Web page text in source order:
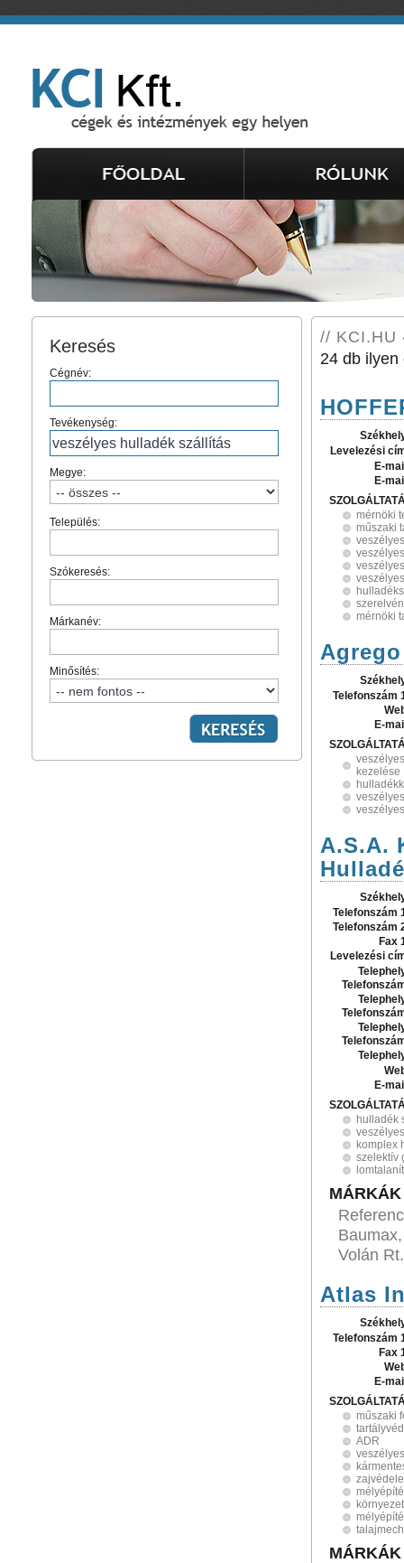
Keresés
Cégnév:
Tevékenység:
Megye:
Település:
Szókeresés:
Márkanév:
Minősítés:
// KCI.HU
24 db ilyen
Levelezési
E-
E-
mérnöki
műszaki
mérnöki
Telefonszám
E-
kezelése
A.S.A.
Telefonszám
Telefonszám
Fax
Levelezési
E-
hulladék
komplex
szelektív
MÁRKÁK
Volán
Atlas
Telefonszám
Fax
E-
műszaki
ADR
MÁRKÁK